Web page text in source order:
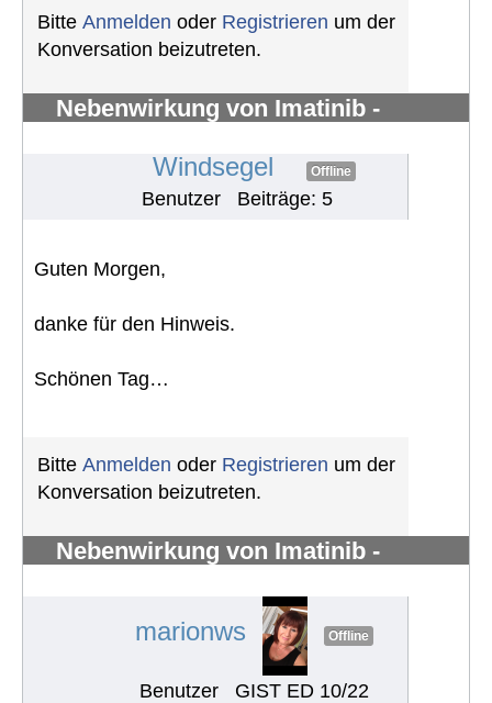
Bitte Anmelden oder Registrieren um der
Konversation beizutreten.
Nebenwirkung von Imatinib -
Windsegel Offline
Benutzer Beiträge: 5
Guten Morgen,
danke für den Hinweis.
Schönen Tag…
Bitte Anmelden oder Registrieren um der
Konversation beizutreten.
Nebenwirkung von Imatinib -
marionws Offline
Benutzer
GIST ED 10/22